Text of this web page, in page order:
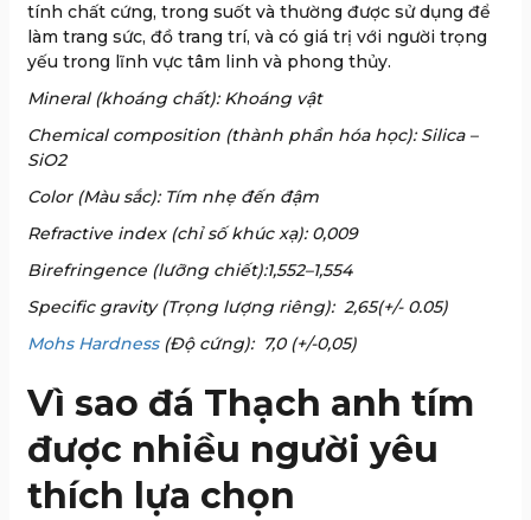
tính chất cứng, trong suốt và thường được sử dụng để
làm trang sức, đồ trang trí, và có giá trị với người trọng
yếu trong lĩnh vực tâm linh và phong thủy.
Mineral (khoáng chất): Khoáng vật
Chemical composition (thành phần hóa học): Silica –
SiO2
Color (Màu sắc): Tím nhẹ đến đậm
Refractive index (chỉ số khúc xạ): 0,009
Birefringence (lưỡng chiết):1,552–1,554
Specific gravity (Trọng lượng riêng): 2,65(+/- 0.05)
Mohs Hardness(Độ cứng): 7,0 (+/-0,05)
Vì sao đá Thạch anh tím
được nhiều người yêu
thích lựa chọn